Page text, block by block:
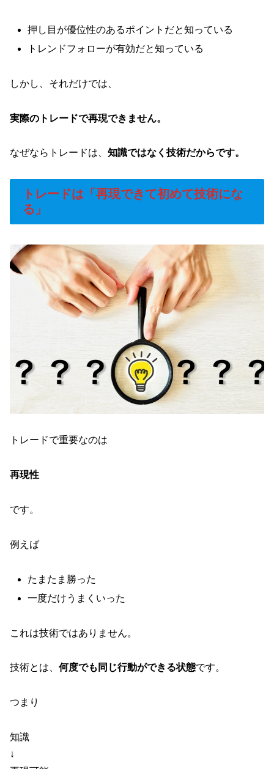
押し目が優位性のあるポイントだと知っている
トレンドフォローが有効だと知っている
しかし、それだけでは、
実際のトレードで再現できません。
なぜならトレードは、 知識ではなく技術だからです。
トレードは「再現できて初めて技術にな
る」
トレードで重要なのは
再現性
です。
例えば
たまたま勝った
一度だけうまくいった
これは技術ではありません。
技術とは、 何度でも同じ行動ができる状態です。
つまり
知識
↓